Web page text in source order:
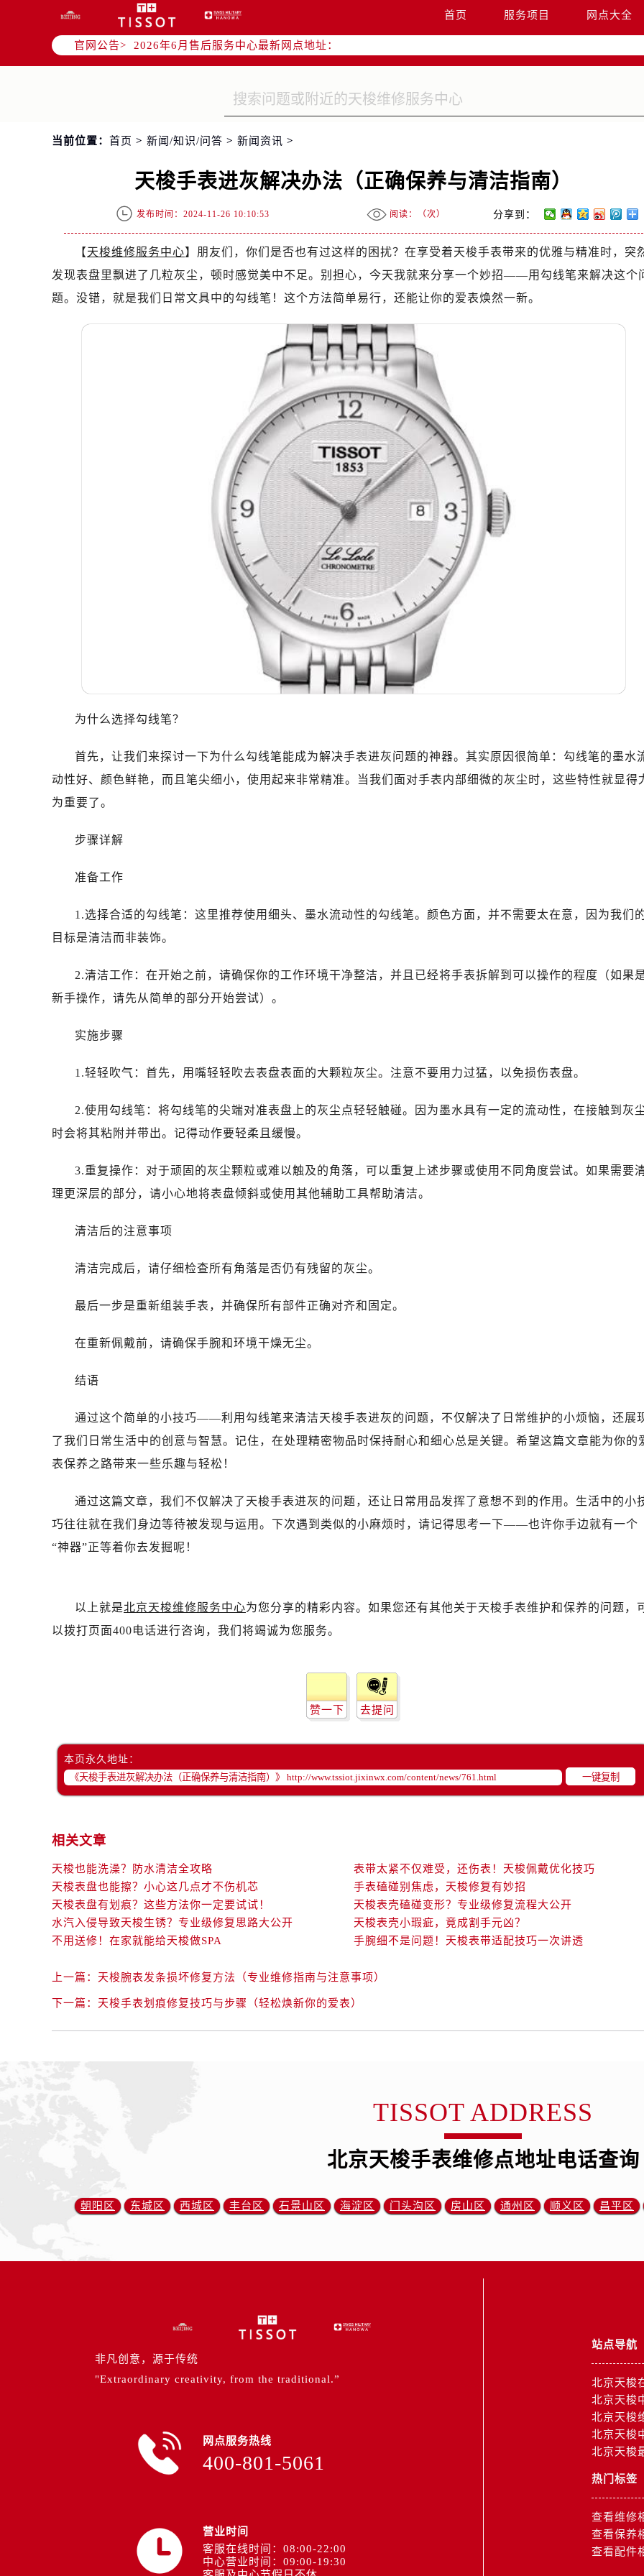
首页 服务项目 网点大全
官网公告>
2026年6月北京市售后服务网络优化升级公告
2026年6月北京市官方售后客户服务热线：
2026年6月售后服务中心最新网点地址：
北京市东城区东长安街1号东方广场写字楼W3座6层602室（需提前预约）
北京市朝阳区建国门外大街甲6号华熙国际中心D座11层1102室售后服务中心（需提前预约）
节假日正常营业！
当前位置： 首页 > 新闻/知识/问答 > 新闻资讯 >
天梭手表进灰解决办法（正确保养与清洁指南）
发布时间：2024-11-26 10:10:53 阅读：（次） 分享到：
【天梭维修服务中心】朋友们，你们是否也有过这样的困扰？在享受着天梭手表带来的优雅与精准时，突
发现表盘里飘进了几粒灰尘，顿时感觉美中不足。别担心，今天我就来分享一个妙招——用勾线笔来解决这个
题。没错，就是我们日常文具中的勾线笔！这个方法简单易行，还能让你的爱表焕然一新。
为什么选择勾线笔？
首先，让我们来探讨一下为什么勾线笔能成为解决手表进灰问题的神器。其实原因很简单：勾线笔的墨水
动性好、颜色鲜艳，而且笔尖细小，使用起来非常精准。当我们面对手表内部细微的灰尘时，这些特性就显得
为重要了。
步骤详解
准备工作
1.选择合适的勾线笔：这里推荐使用细头、墨水流动性的勾线笔。颜色方面，并不需要太在意，因为我们
目标是清洁而非装饰。
2.清洁工作：在开始之前，请确保你的工作环境干净整洁，并且已经将手表拆解到可以操作的程度（如果
新手操作，请先从简单的部分开始尝试）。
实施步骤
1.轻轻吹气：首先，用嘴轻轻吹去表盘表面的大颗粒灰尘。注意不要用力过猛，以免损伤表盘。
2.使用勾线笔：将勾线笔的尖端对准表盘上的灰尘点轻轻触碰。因为墨水具有一定的流动性，在接触到灰
时会将其粘附并带出。记得动作要轻柔且缓慢。
3.重复操作：对于顽固的灰尘颗粒或难以触及的角落，可以重复上述步骤或使用不同角度尝试。如果需要
理更深层的部分，请小心地将表盘倾斜或使用其他辅助工具帮助清洁。
清洁后的注意事项
清洁完成后，请仔细检查所有角落是否仍有残留的灰尘。
最后一步是重新组装手表，并确保所有部件正确对齐和固定。
在重新佩戴前，请确保手腕和环境干燥无尘。
结语
通过这个简单的小技巧——利用勾线笔来清洁天梭手表进灰的问题，不仅解决了日常维护的小烦恼，还展
了我们日常生活中的创意与智慧。记住，在处理精密物品时保持耐心和细心总是关键。希望这篇文章能为你的
表保养之路带来一些乐趣与轻松！
通过这篇文章，我们不仅解决了天梭手表进灰的问题，还让日常用品发挥了意想不到的作用。生活中的小
巧往往就在我们身边等待被发现与运用。下次遇到类似的小麻烦时，请记得思考一下——也许你手边就有一个
“神器”正等着你去发掘呢！
以上就是北京天梭维修服务中心为您分享的精彩内容。如果您还有其他关于天梭手表维护和保养的问题，
以拨打页面400电话进行咨询，我们将竭诚为您服务。
赞一下 去提问
本页永久地址：
一键复制
相关文章
天梭也能洗澡？防水清洁全攻略
表带太紧不仅难受，还伤表！天梭佩戴优化技巧
天梭表盘也能擦？小心这几点才不伤机芯
手表磕碰别焦虑，天梭修复有妙招
天梭表盘有划痕？这些方法你一定要试试！
天梭表壳磕碰变形？专业级修复流程大公开
水汽入侵导致天梭生锈？专业级修复思路大公开
天梭表壳小瑕疵，竟成割手元凶？
不用送修！在家就能给天梭做SPA
手腕细不是问题！天梭表带适配技巧一次讲透
上一篇： 天梭腕表发条损坏修复方法（专业维修指南与注意事项）
下一篇： 天梭手表划痕修复技巧与步骤（轻松焕新你的爱表）
TISSOT ADDRESS
北京天梭手表维修点地址电话查询
朝阳区 东城区 西城区 丰台区 石景山区 海淀区 门头沟区 房山区 通州区 顺义区 昌平区
非凡创意，源于传统
"Extraordinary creativity, from the traditional.”
网点服务热线
400-801-5061
营业时间
客服在线时间：08:00-22:00
中心营业时间：09:00-19:30
站点导航
北京天梭
北京天梭
北京天梭
北京天梭
北京天梭
热门标签
查看维修
查看保养
查看配件